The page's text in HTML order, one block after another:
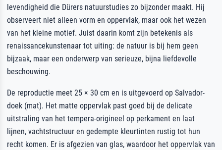
levendigheid die Dürers natuurstudies zo bijzonder maakt. Hij
observeert niet alleen vorm en oppervlak, maar ook het wezen
van het kleine motief. Juist daarin komt zijn betekenis als
renaissancekunstenaar tot uiting: de natuur is bij hem geen
bijzaak, maar een onderwerp van serieuze, bijna liefdevolle
beschouwing.
De reproductie meet 25 × 30 cm en is uitgevoerd op Salvador-
doek (mat). Het matte oppervlak past goed bij de delicate
uitstraling van het tempera-origineel op perkament en laat
lijnen, vachtstructuur en gedempte kleurtinten rustig tot hun
recht komen. Er is afgezien van glas, waardoor het oppervlak van